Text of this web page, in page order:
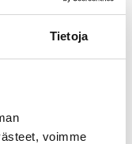
Tietoja
voimme